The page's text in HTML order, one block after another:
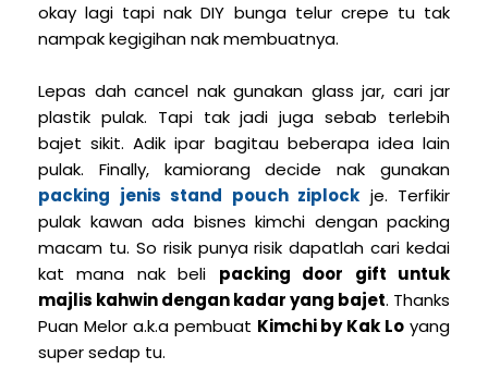
okay lagi tapi nak DIY bunga telur crepe tu tak
nampak kegigihan nak membuatnya.
Lepas dah cancel nak gunakan glass jar, cari jar
plastik pulak. Tapi tak jadi juga sebab terlebih
bajet sikit. Adik ipar bagitau beberapa idea lain
pulak. Finally, kamiorang decide nak gunakan
packing jenis stand pouch ziplock je. Terfikir
pulak kawan ada bisnes kimchi dengan packing
macam tu. So risik punya risik dapatlah cari kedai
kat mana nak beli packing door gift untuk
majlis kahwin dengan kadar yang bajet. Thanks
Puan Melor a.k.a pembuat Kimchi by Kak Lo yang
super sedap tu.